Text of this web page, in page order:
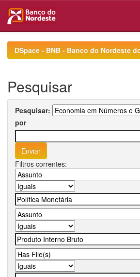
navigationDSpace - BNB - Banco do Nordeste
Pesquisar
Pesquisar:
por
Filtros correntes: